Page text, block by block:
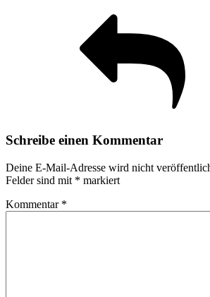
Schreibe einen Kommentar
Deine E-Mail-Adresse wird nicht
Felder sind mit * markiert
Kommentar *